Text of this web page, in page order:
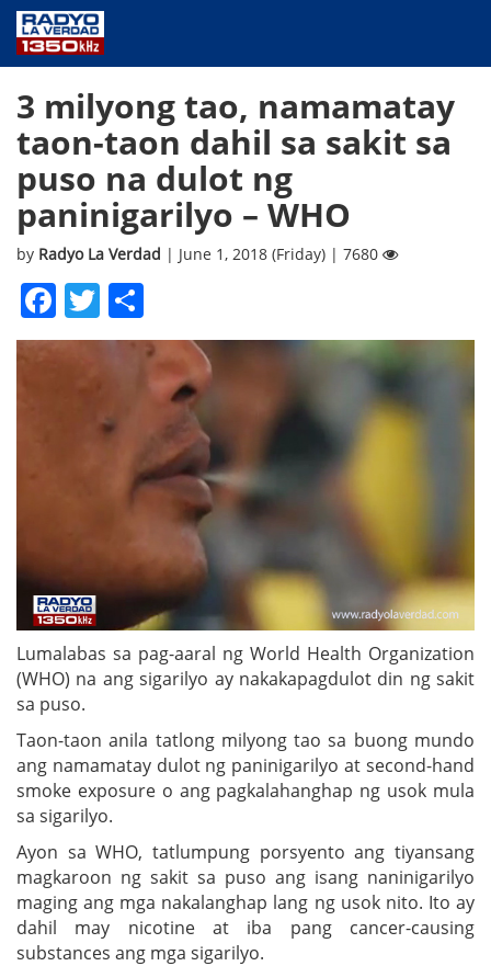
PUBLIC SERVICE
ANNOUNCEMENTS
PROGRAMS
ABOUT
CONTACT US
3 milyong tao, namamatay
taon-taon dahil sa sakit sa
puso na dulot ng
paninigarilyo – WHO
by Radyo La Verdad | June 1, 2018 (Friday) | 7680
Facebook
Twitter
Lumalabas sa pag-aaral ng World Health Organization
(WHO) na ang sigarilyo ay nakakapagdulot din ng sakit
sa puso.
Taon-taon anila tatlong milyong tao sa buong mundo
ang namamatay dulot ng paninigarilyo at second-hand
smoke exposure o ang pagkalahanghap ng usok mula
sa sigarilyo.
Ayon sa WHO, tatlumpung porsyento ang tiyansang
magkaroon ng sakit sa puso ang isang naninigarilyo
maging ang mga nakalanghap lang ng usok nito. Ito ay
dahil may nicotine at iba pang cancer-causing
substances ang mga sigarilyo.